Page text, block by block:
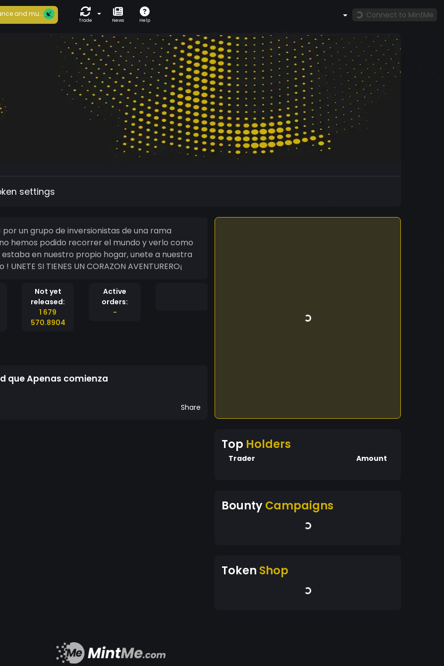
and mu...
Trade News Help
Connect to MintMe
settings
un grupo de inversionistas de una rama
hemos podido recorrer el mundo y verlo como
en nuestro propio hogar, unete a nuestra
SI TIENES UN CORAZON AVENTURERO¡
Not yet
released:
1 679
570.8904
Active
orders:
-
que Apenas comienza
Share
Top Holders
Trader Amount
BountyCampaigns
Token Shop